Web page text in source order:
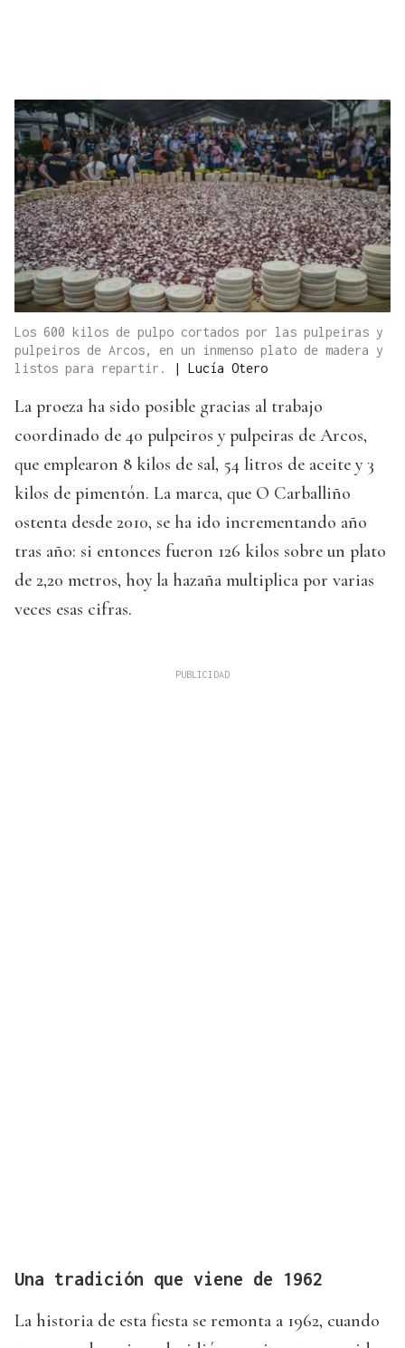
Los 600 kilos de pulpo cortados por las pulpeiras y
pulpeiros de Arcos, en un inmenso plato de madera y
listos para repartir.
| Lucía Otero
La proeza ha sido posible gracias al trabajo
coordinado de 40 pulpeiros y pulpeiras de Arcos,
que emplearon 8 kilos de sal, 54 litros de aceite y 3
kilos de pimentón. La marca, que O Carballiño
ostenta desde 2010, se ha ido incrementando año
tras año: si entonces fueron 126 kilos sobre un plato
de 2,20 metros, hoy la hazaña multiplica por varias
veces esas cifras.
Una tradición que viene de 1962
La historia de esta fiesta se remonta a 1962, cuando